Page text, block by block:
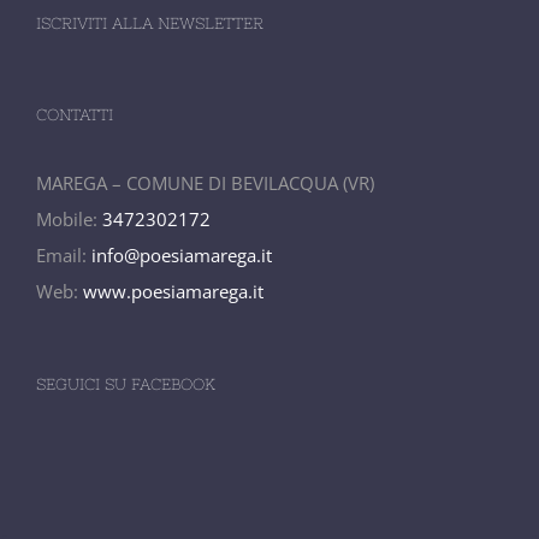
ISCRIVITI ALLA NEWSLETTER
CONTATTI
MAREGA – COMUNE DI BEVILACQUA (VR)
Mobile: 3472302172
Email: info@poesiamarega.it
Web: www.poesiamarega.it
SEGUICI SU FACEBOOK